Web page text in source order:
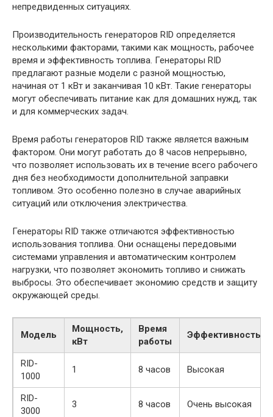
непредвиденных ситуациях.
Производительность генераторов RID определяется
несколькими факторами, такими как мощность, рабочее
время и эффективность топлива. Генераторы RID
предлагают разные модели с разной мощностью,
начиная от 1 кВт и заканчивая 10 кВт. Такие генераторы
могут обеспечивать питание как для домашних нужд, так
и для коммерческих задач.
Время работы генераторов RID также является важным
фактором. Они могут работать до 8 часов непрерывно,
что позволяет использовать их в течение всего рабочего
дня без необходимости дополнительной заправки
топливом. Это особенно полезно в случае аварийных
ситуаций или отключения электричества.
Генераторы RID также отличаются эффективностью
использования топлива. Они оснащены передовыми
системами управления и автоматическим контролем
нагрузки, что позволяет экономить топливо и снижать
выбросы. Это обеспечивает экономию средств и защиту
окружающей среды.
Модель
Мощность,
кВт
Время
работы
Эффективность
RID-
1000
1 8 часов Высокая
RID-
3000
3 8 часов Очень высокая